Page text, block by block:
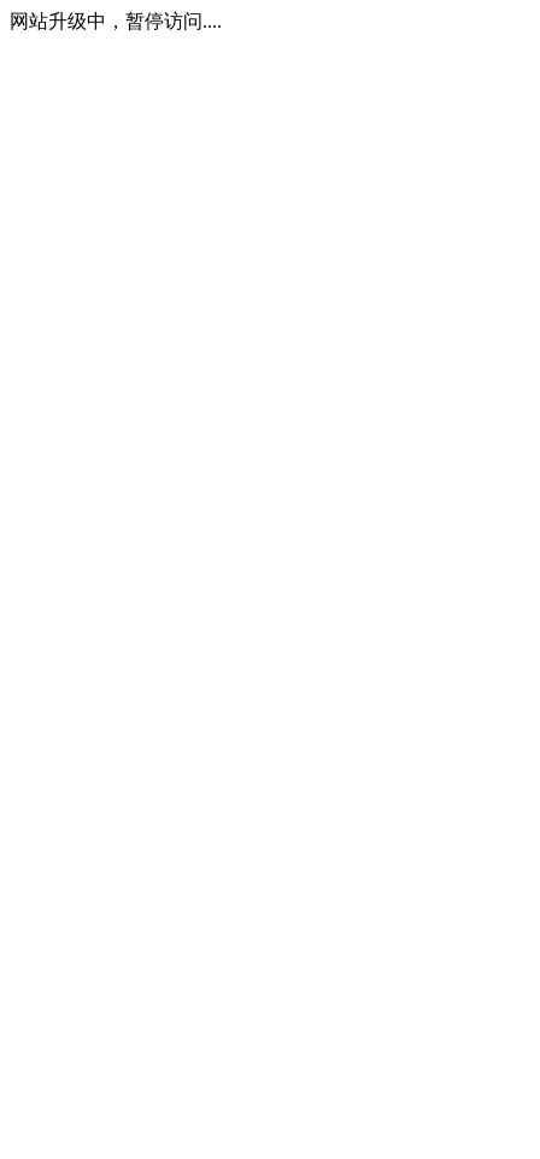
网站升级中，暂停访问....